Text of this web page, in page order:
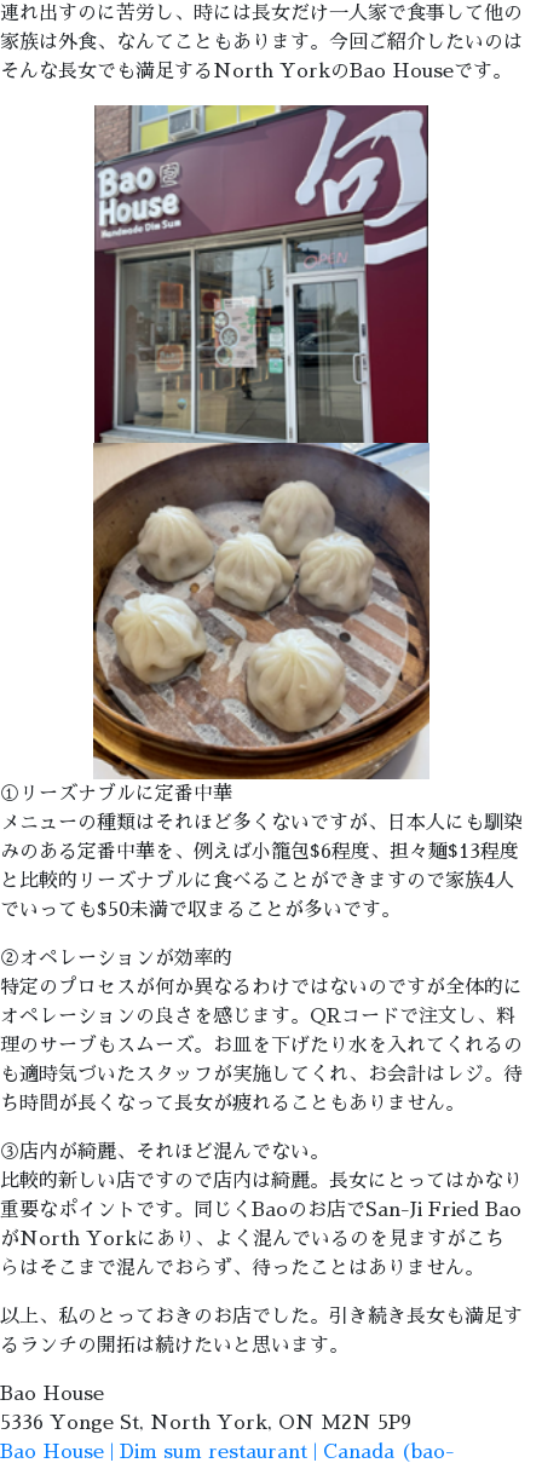
連れ出すのに苦労し、時には長女だけ一人家で食事して他の
家族は外食、なんてこともあります。今回ご紹介したいのは
そんな長女でも満足するNorth YorkのBao Houseです。
①リーズナブルに定番中華
メニューの種類はそれほど多くないですが、日本人にも馴染
みのある定番中華を、例えば小籠包$6程度、担々麺$13程度
と比較的リーズナブルに食べることができますので家族4人
でいっても$50未満で収まることが多いです。
②オペレーションが効率的
特定のプロセスが何か異なるわけではないのですが全体的に
オペレーションの良さを感じます。QRコードで注文し、料
理のサーブもスムーズ。お皿を下げたり水を入れてくれるの
も適時気づいたスタッフが実施してくれ、お会計はレジ。待
ち時間が長くなって長女が疲れることもありません。
③店内が綺麗、それほど混んでない。
比較的新しい店ですので店内は綺麗。長女にとってはかなり
重要なポイントです。同じくBaoのお店でSan-Ji Fried Bao
がNorth Yorkにあり、よく混んでいるのを見ますがこち
らはそこまで混んでおらず、待ったことはありません。
以上、私のとっておきのお店でした。引き続き長女も満足す
るランチの開拓は続けたいと思います。
Bao House
5336 Yonge St, North York, ON M2N 5P9
Bao House | Dim sum restaurant | Canada (bao-